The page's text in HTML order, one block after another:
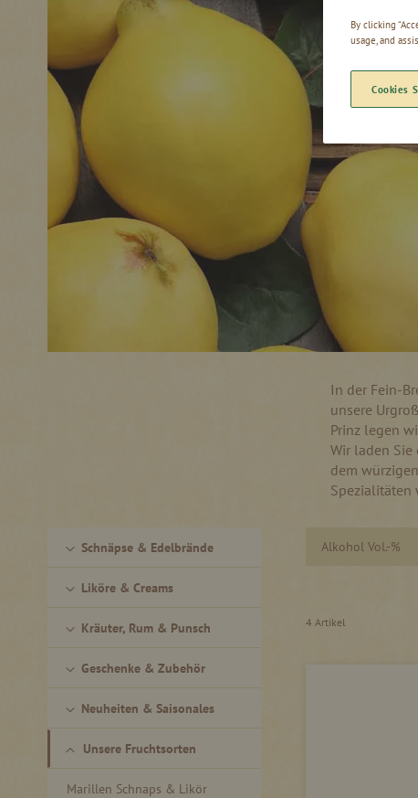
In der Fein-
unsere
Prinz legen
Wir laden
dem
Spezialitäten
Alkohol Vol.-%
4 Artikel
Schnäpse & Edelbrände
Liköre & Creams
Kräuter, Rum & Punsch
Geschenke & Zubehör
Neuheiten & Saisonales
Unsere Fruchtsorten
Marillen Schnaps & Likör
By clicking
usage, and
Cookies